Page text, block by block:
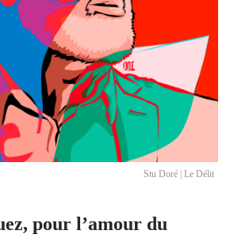
Stu Doré | Le Délit
pour l’amour du